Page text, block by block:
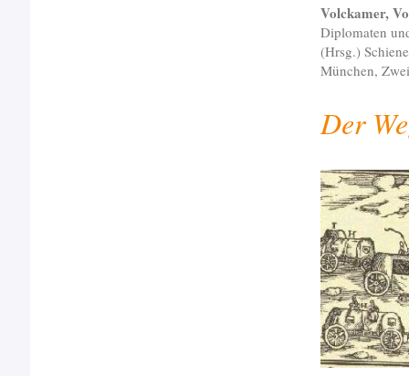
Volckamer,
Diplomaten
(Hrsg.)
München,
Der